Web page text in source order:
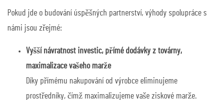
Pokud jde o budování úspěšných partnerství, výhody spolupráce s
námi jsou zřejmé:
Vyšší návratnost investic, přímé dodávky z továrny,
maximalizace vašeho marže
Díky přímému nakupování od výrobce eliminujeme
prostředníky, čímž maximalizujeme vaše ziskové marže.